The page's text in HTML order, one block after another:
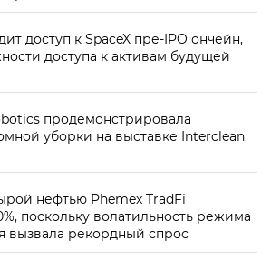
доступ к SpaceX пре-IPO ончейн,
доступа к активам будущей
продемонстрировала
уборки на выставке Interclean
нефтью Phemex TradFi
поскольку волатильность режима
вызвала рекордный спрос